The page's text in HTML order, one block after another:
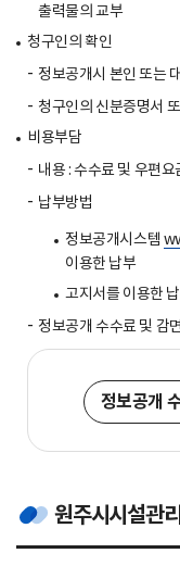
출력물의 교부
청구인의 확인
정보공개시 본인 또는
청구인의 신분증명서
비용부담
내용 : 수수료 및 우편
납부방법
정보공개시스템
이용한 납부
고지서를 이용한
정보공개 수수료 및 감
정보공개
원주시시설관